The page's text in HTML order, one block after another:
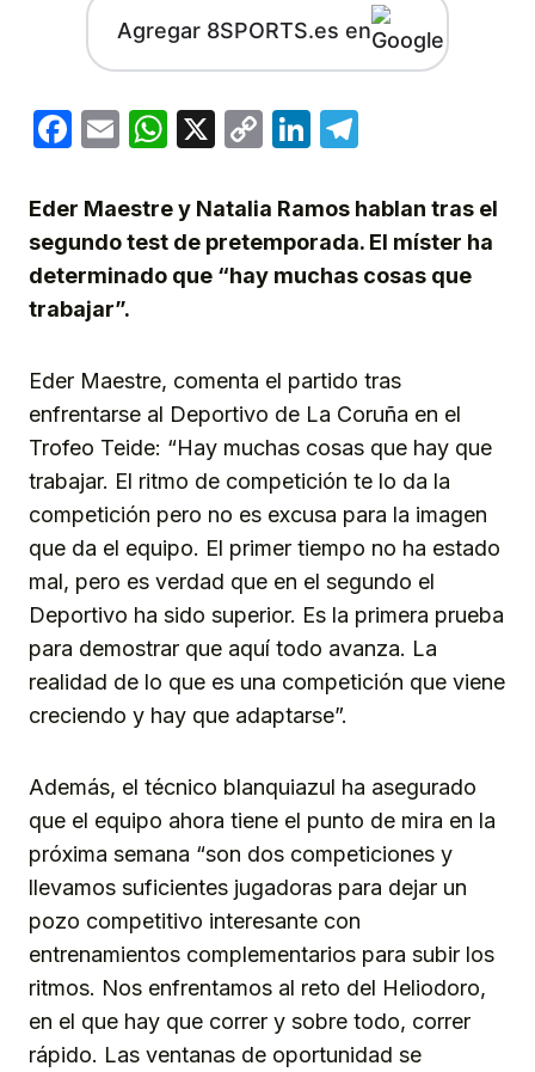
Agregar 8SPORTS.es en
Facebook
EmailWhatsApp
X
CopyLinkedIn
Eder Maestre y Natalia Ramos hablan tras el
segundo test de pretemporada. El míster ha
determinado que “hay muchas cosas que
trabajar”.
Eder Maestre, comenta el partido tras
enfrentarse al Deportivo de La Coruña en el
Trofeo Teide: “Hay muchas cosas que hay que
trabajar. El ritmo de competición te lo da la
competición pero no es excusa para la imagen
que da el equipo. El primer tiempo no ha estado
mal, pero es verdad que en el segundo el
Deportivo ha sido superior. Es la primera prueba
para demostrar que aquí todo avanza. La
realidad de lo que es una competición que viene
creciendo y hay que adaptarse”.
Además, el técnico blanquiazul ha asegurado
que el equipo ahora tiene el punto de mira en la
próxima semana “son dos competiciones y
llevamos suficientes jugadoras para dejar un
pozo competitivo interesante con
entrenamientos complementarios para subir los
ritmos. Nos enfrentamos al reto del Heliodoro,
en el que hay que correr y sobre todo, correr
rápido. Las ventanas de oportunidad se